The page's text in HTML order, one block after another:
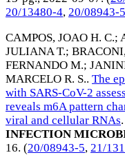
20/13480-4, 20/08943-5
CAMPOS, JOAO H. C.;
JULIANA T.;
FERNANDO M.;
MARCELO R. S.. The
with SARS-CoV-2
reveals m6A pattern
viral and cellular RNAs.
INFECTION
16. (20/08943-5, 21/